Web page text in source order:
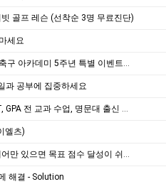
골프 레슨 (선착순 3명 무료진단)
세요
아카데미 5주년 특별 이벤트⚽⚽⚽
과 공부에 집중하세요
출신 강사진, 대치동 소재 INSPIRICA ACADEMY
엘츠)
으면 목표 점수 달성이 쉬워집니다.
해결 - Solution